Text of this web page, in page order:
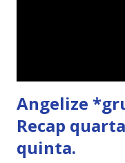
Angelize
Recap
quinta.